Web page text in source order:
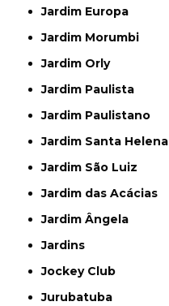
Jardim Europa
Jardim Morumbi
Jardim Orly
Jardim Paulista
Jardim Paulistano
Jardim Santa Helena
Jardim São Luiz
Jardim das Acácias
Jardim Ângela
Jardins
Jockey Club
Jurubatuba